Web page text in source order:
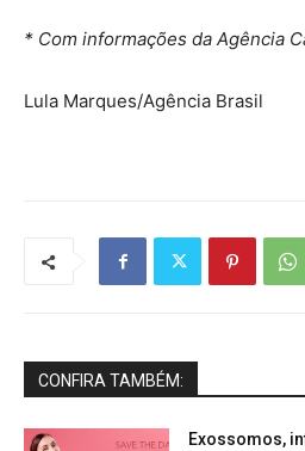
* Com informações da Agência
Lula Marques/Agência Brasil
CONFIRA TAMBÉM:
Exossomos,